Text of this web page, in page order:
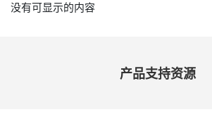
没有可显示的内容
产品支持资源